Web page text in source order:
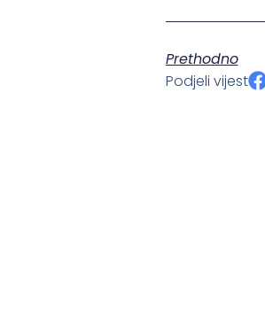
Prethodno
Podjeli vijest